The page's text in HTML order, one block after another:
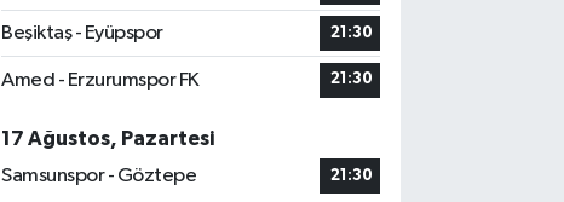
Beşiktaş - Eyüpspor 21:30
Amed - Erzurumspor FK 21:30
17 Ağustos, Pazartesi
Samsunspor - Göztepe
21:30